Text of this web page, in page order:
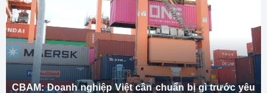
CBAM: Doanh nghiệp Việt cần chuẩn bị gì trước yêu